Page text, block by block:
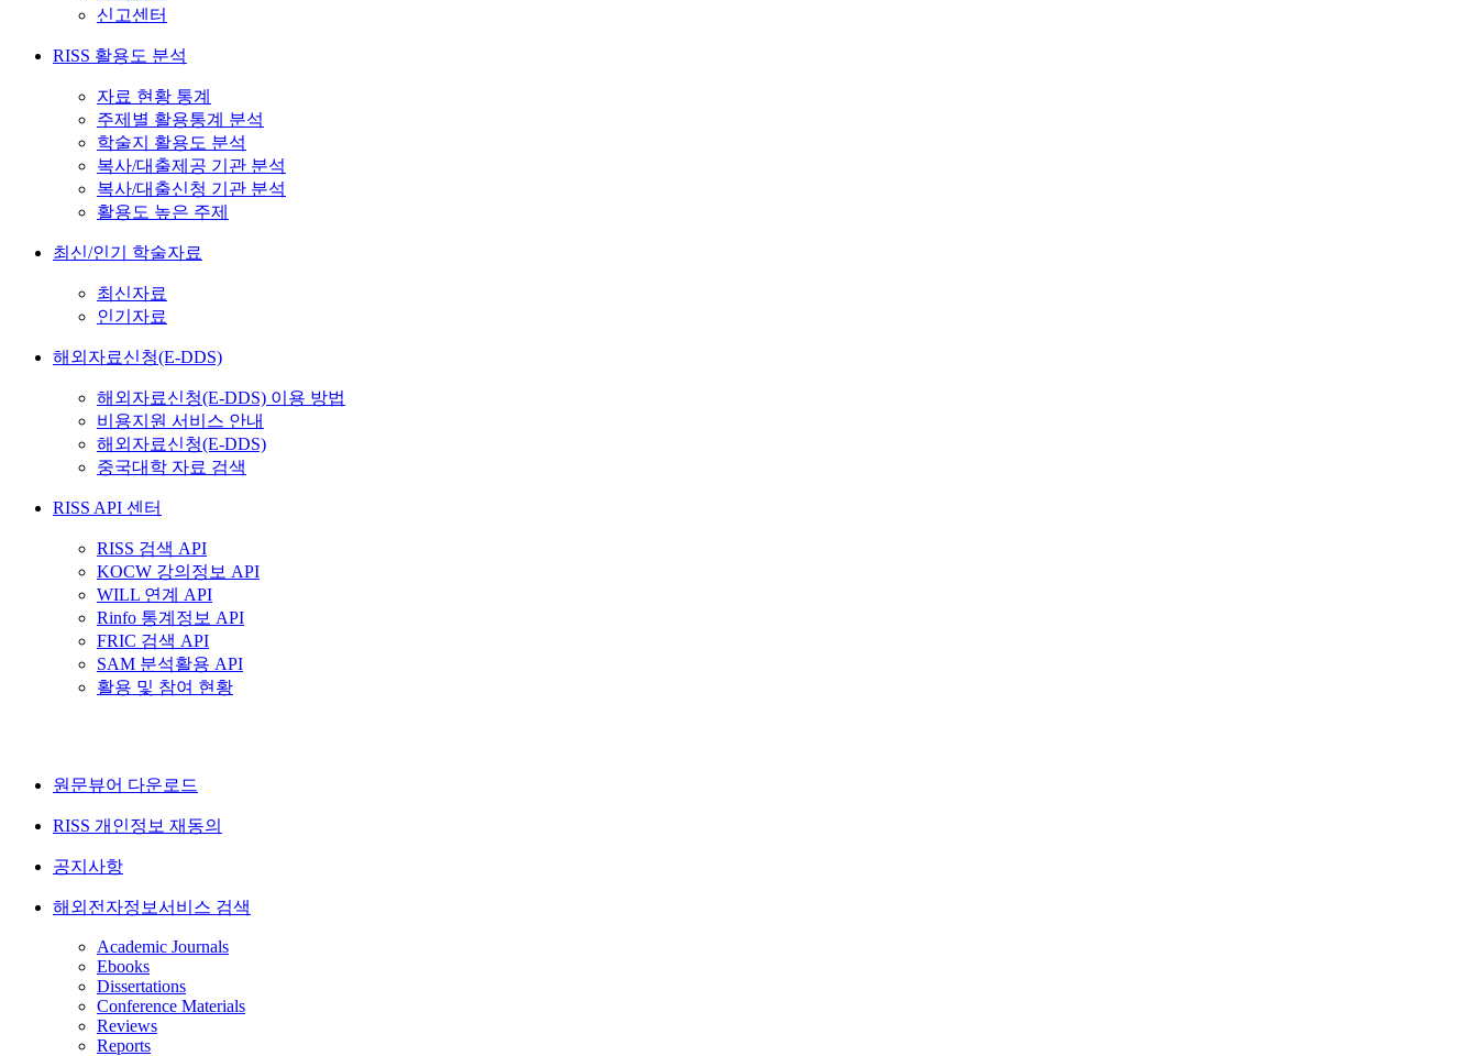
신고센터
RISS 활용도 분석
자료 현황 통계
주제별 활용통계 분석
학술지 활용도 분석
복사/대출제공 기관 분석
복사/대출신청 기관 분석
활용도 높은 주제
최신/인기 학술자료
최신자료
인기자료
해외자료신청(E-DDS)
해외자료신청(E-DDS) 이용 방법
비용지원 서비스 안내
해외자료신청(E-DDS)
중국대학 자료 검색
RISS API 센터
RISS 검색 API
KOCW 강의정보 API
WILL 연계 API
Rinfo 통계정보 API
FRIC 검색 API
SAM 분석활용 API
활용 및 참여 현황
원문뷰어 다운로드
RISS 개인정보 재동의
공지사항
해외전자정보서비스 검색
Academic Journals
Ebooks
Dissertations
Conference Materials
Reviews
Reports